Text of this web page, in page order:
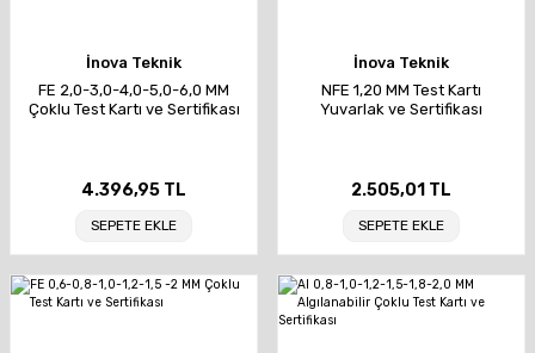
İnova Teknik
FE 2,0-3,0-4,0-5,0-6,0 MM
Çoklu Test Kartı ve Sertifikası
4.396,95 TL
SEPETE EKLE
İnova Teknik
NFE 1,20 MM Test Kartı
Yuvarlak ve Sertifikası
2.505,01 TL
SEPETE EKLE